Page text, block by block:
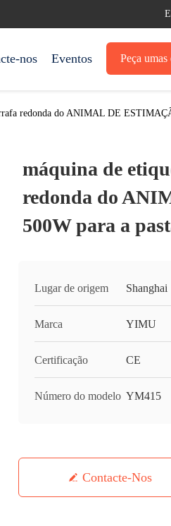
nos Eventos Peça umas
redonda do ANIMAL DE
máquina de
redonda do
500W para a
Lugar de origem Shanghai
Marca YIMU
Certificação CE
Número do modelo YM415
Contacte-Nos